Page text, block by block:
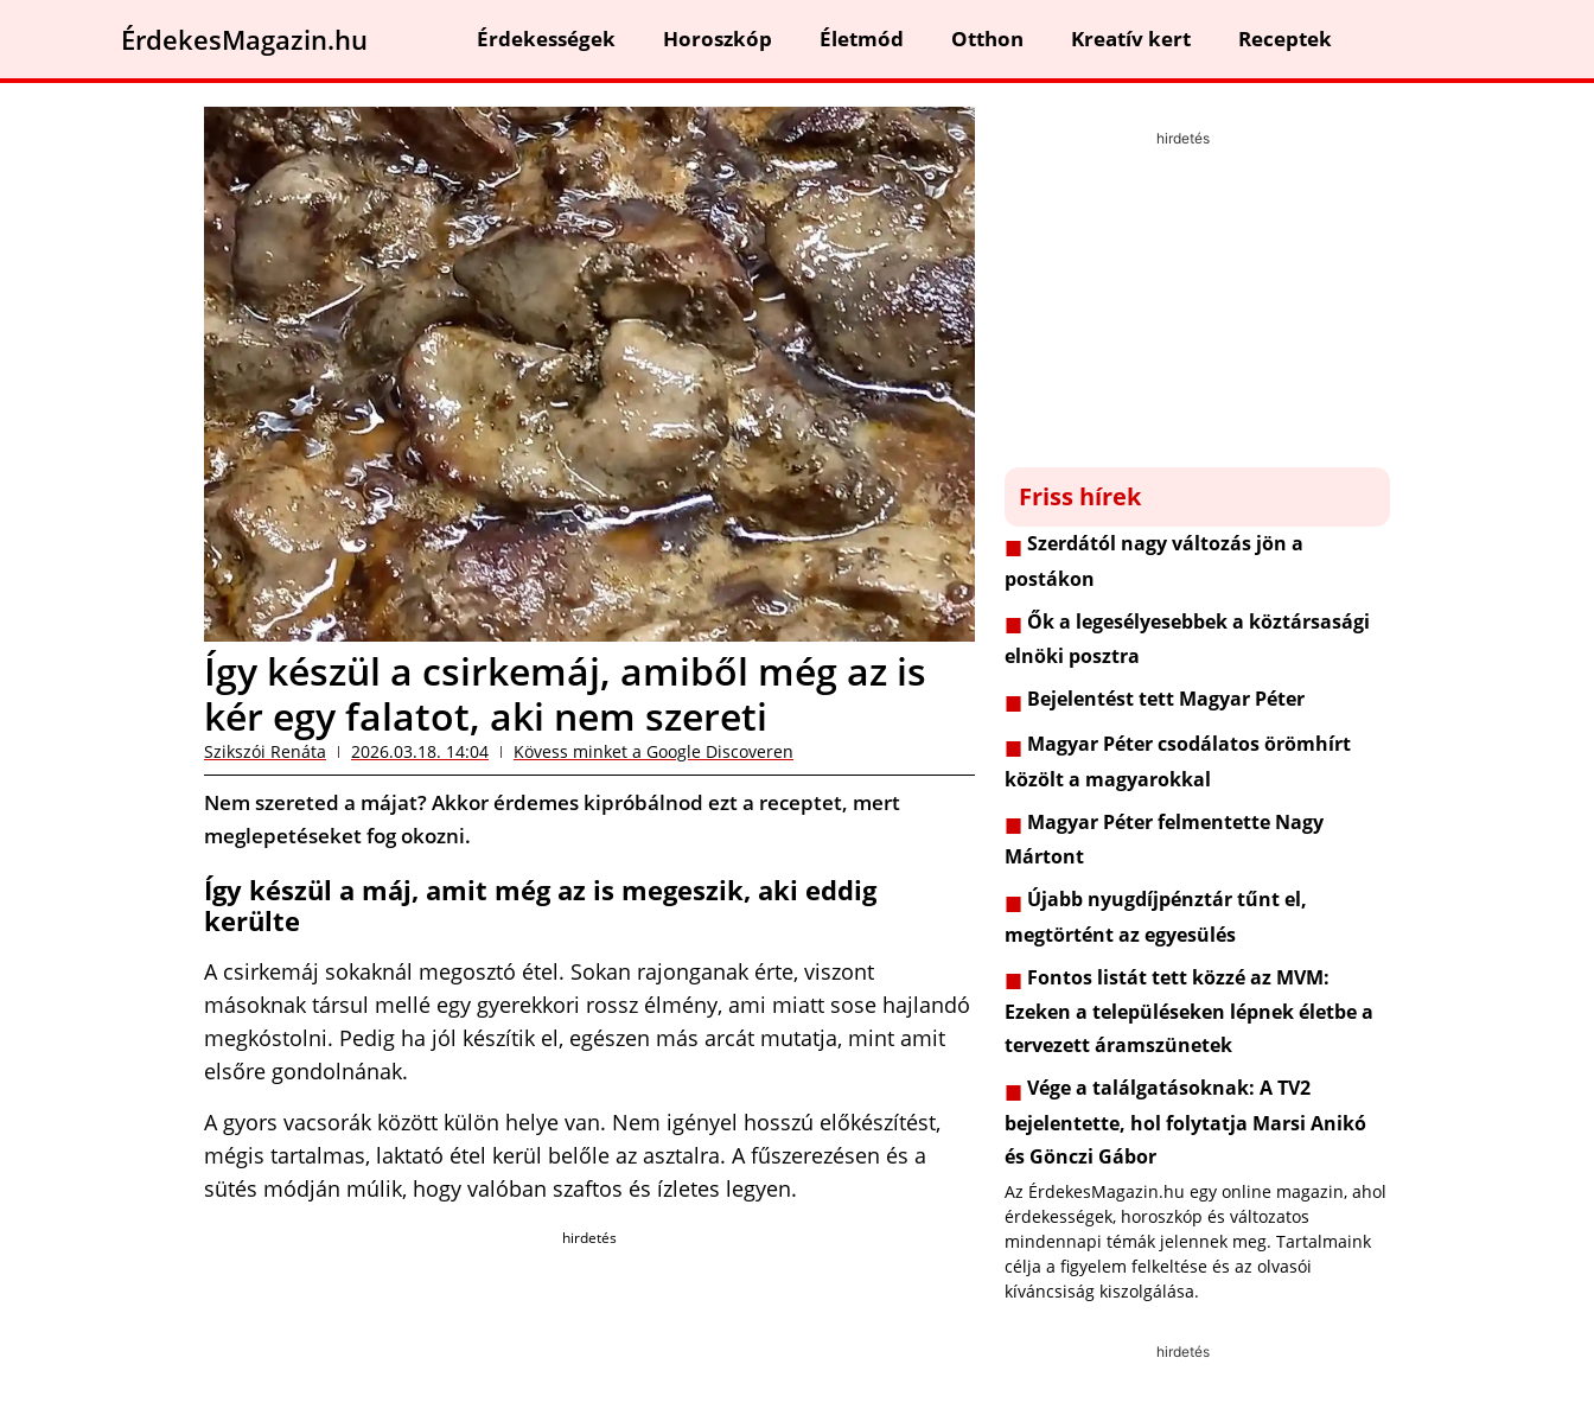
ÉrdekesMagazin.hu Érdekességek Horoszkóp Életmód Otthon Kreatív kert Receptek
Így készül a csirkemáj, amiből még az is
kér egy falatot, aki nem szereti
Szikszói Renáta 2026.03.18. 14:04 Kövess minket a Google Discoveren
Nem szereted a májat? Akkor érdemes kipróbálnod ezt a receptet, mert
meglepetéseket fog okozni.
Így készül a máj, amit még az is megeszik, aki eddig
kerülte
A csirkemáj sokaknál megosztó étel. Sokan rajonganak érte, viszont
másoknak társul mellé egy gyerekkori rossz élmény, ami miatt sose hajlandó
megkóstolni. Pedig ha jól készítik el, egészen más arcát mutatja, mint amit
elsőre gondolnának.
A gyors vacsorák között külön helye van. Nem igényel hosszú előkészítést,
mégis tartalmas, laktató étel kerül belőle az asztalra. A fűszerezésen és a
sütés módján múlik, hogy valóban szaftos és ízletes legyen.
hirdetés
hirdetés
Friss hírek
Szerdától nagy változás jön a
postákon
Ők a legesélyesebbek a köztársasági
elnöki posztra
Bejelentést tett Magyar Péter
Magyar Péter csodálatos örömhírt
közölt a magyarokkal
Magyar Péter felmentette Nagy
Mártont
Újabb nyugdíjpénztár tűnt el,
megtörtént az egyesülés
Fontos listát tett közzé az MVM:
Ezeken a településeken lépnek életbe a
tervezett áramszünetek
Vége a találgatásoknak: A TV2
bejelentette, hol folytatja Marsi Anikó
és Gönczi Gábor
Az ÉrdekesMagazin.hu egy online magazin, ahol
érdekességek, horoszkóp és változatos
mindennapi témák jelennek meg. Tartalmaink
célja a figyelem felkeltése és az olvasói
kíváncsiság kiszolgálása.
hirdetés